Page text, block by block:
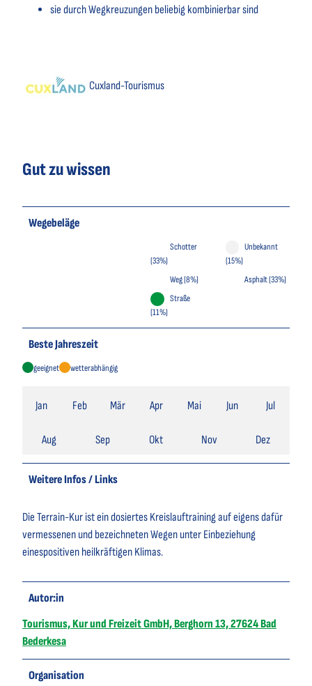
sie durch Wegkreuzungen beliebig kombinierbar sind
Cuxland-Tourismus
Gut zu wissen
Wegebeläge
Schotter
(33%)
Unbekannt
(15%)
Weg (8%)
Asphalt (33%)
Straße
(11%)
Beste Jahreszeit
geeignet wetterabhängig
Jan Feb Mär Apr Mai Jun Jul
Aug Sep Okt Nov Dez
Weitere Infos / Links
Die Terrain-Kur ist ein dosiertes Kreislauftraining auf eigens dafür
vermessenen und bezeichneten Wegen unter Einbeziehung
einespositiven heilkräftigen Klimas.
Autor:in
Tourismus, Kur und Freizeit GmbH, Berghorn 13, 27624 Bad
Bederkesa
Organisation